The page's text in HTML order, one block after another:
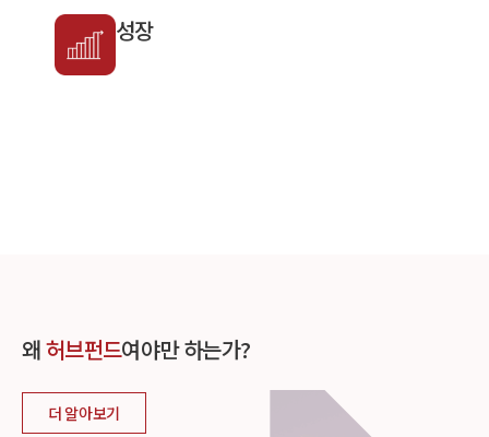
성장
왜허브펀드여야만 하는가?
더 알아보기